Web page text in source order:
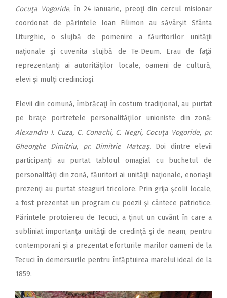
Cocuţa Vogoride, în 24 ianuarie, preoţi din cercul misionar
coordonat de părintele Ioan Filimon au săvârşit Sfânta
Liturghie, o slujbă de pomenire a făuritorilor unităţii
naţionale şi cuvenita slujbă de Te‑Deum. Erau de faţă
reprezentanţi ai autorităţilor locale, oameni de cultură,
elevi şi mulţi credincioşi.
Elevii din comună, îmbrăcaţi în costum tradiţional, au purtat
pe braţe portretele personalităţilor unioniste din zonă:
Alexandru I. Cuza, C. Conachi, C. Negri, Cocuţa Vogoride, pr.
Gheorghe Dimitriu, pr. Dimitrie Matcaş.Doi dintre elevii
participanţi au purtat tabloul omagial cu buchetul de
personalităţi din zonă, făuritori ai unităţii naţionale, enoriaşii
prezenţi au purtat steaguri tricolore. Prin grija şcolii locale,
a fost prezentat un program cu poezii şi cântece patriotice.
Părintele protoiereu de Tecuci, a ţinut un cuvânt în care a
subliniat importanţa unităţii de credinţă şi de neam, pentru
contemporani şi a prezentat eforturile marilor oameni de la
Tecuci în demersurile pentru înfăptuirea marelui ideal de la
1859.